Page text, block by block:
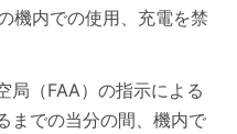
機内での使用、充電を禁
局（FAA）の指示による
までの当分の間、機内で